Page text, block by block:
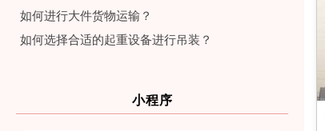
如何进行大件货物运输？
如何选择合适的起重设备进行吊装？
小程序